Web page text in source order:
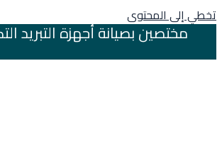
تخطي إلى المحتوى
مختصين بصيانة أجهزة التبريد